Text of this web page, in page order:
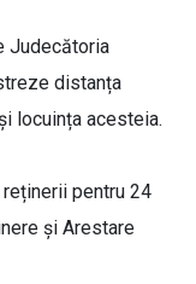
Judecătoria
distanța
locuința acesteia.
pentru 24
și Arestare